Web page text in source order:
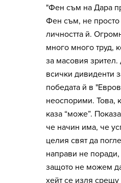
"Фен съм на Дара
Фен съм, не просто
личността й.
много много труд,
за масовия зрител.
всички дивиденти
победата й в
неоспорими. Това,
каза “може”.
че начин има, че
целия свят да
направи не
защото не можем
хейт се изля